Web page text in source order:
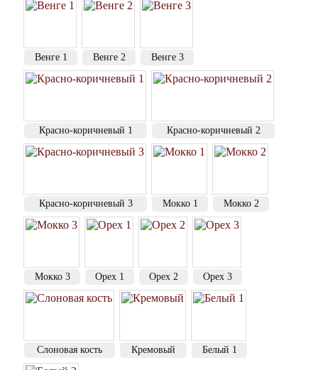
Венге 1 Венге 2 Венге 3
Красно-коричневый 1 Красно-коричневый 2
Красно-коричневый 3 Мокко 1 Мокко 2
Мокко 3 Орех 1 Орех 2 Орех 3
Слоновая кость Кремовый Белый 1